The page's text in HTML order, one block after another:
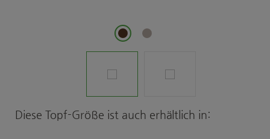
Produktgalerie überspringen
Diese Topf-Größe ist auch erhältlich in: